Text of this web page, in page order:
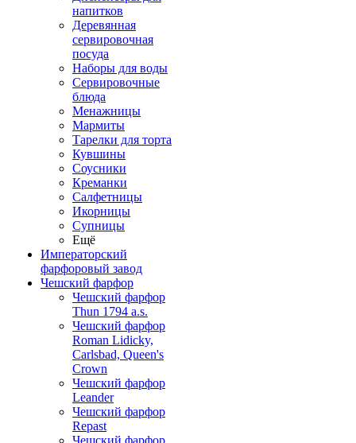
напитков
Деревянная
сервировочная
посуда
Наборы для воды
Сервировочные
блюда
Менажницы
Мармиты
Тарелки для торта
Кувшины
Соусники
Креманки
Салфетницы
Икорницы
Супницы
Ещё
Императорский
фарфоровый завод
Чешский фарфор
Чешский фарфор
Thun 1794 a.s.
Чешский фарфор
Roman Lidicky,
Carlsbad, Queen's
Crown
Чешский фарфор
Leander
Чешский фарфор
Repast
Чешский фарфор